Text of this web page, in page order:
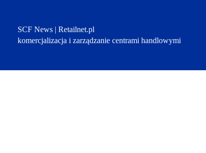
SCF News | Retailnet.pl
komercjalizacja i zarządzanie centrami handlowymi